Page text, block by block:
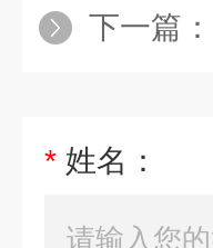
下一篇：
* 姓名：